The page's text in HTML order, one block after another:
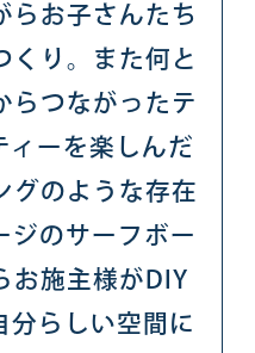
らお子さんたち
くり。また何と
らつながったテ
ィーを楽しんだ
グのような存在
ジのサーフボー
お施主様がDIY
分らしい空間に